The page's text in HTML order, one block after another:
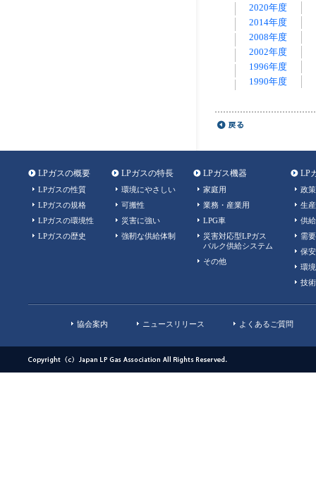
2020年度
2014年度
2008年度
2002年度
1996年度
1990年度
LPガスの概要
LPガスの性質
LPガスの規格
LPガスの環境性
LPガスの歴史
LPガスの特長
環境にやさしい
可搬性
災害に強い
強靭な供給体制
LPガス機器
家庭用
業務・産業用
LPG車
災害対応型LPガス
バルク供給システム
その他
LP
政
生産
供給
需要
保安
環境
技術
協会案内 ニュースリリース よくあるご質問